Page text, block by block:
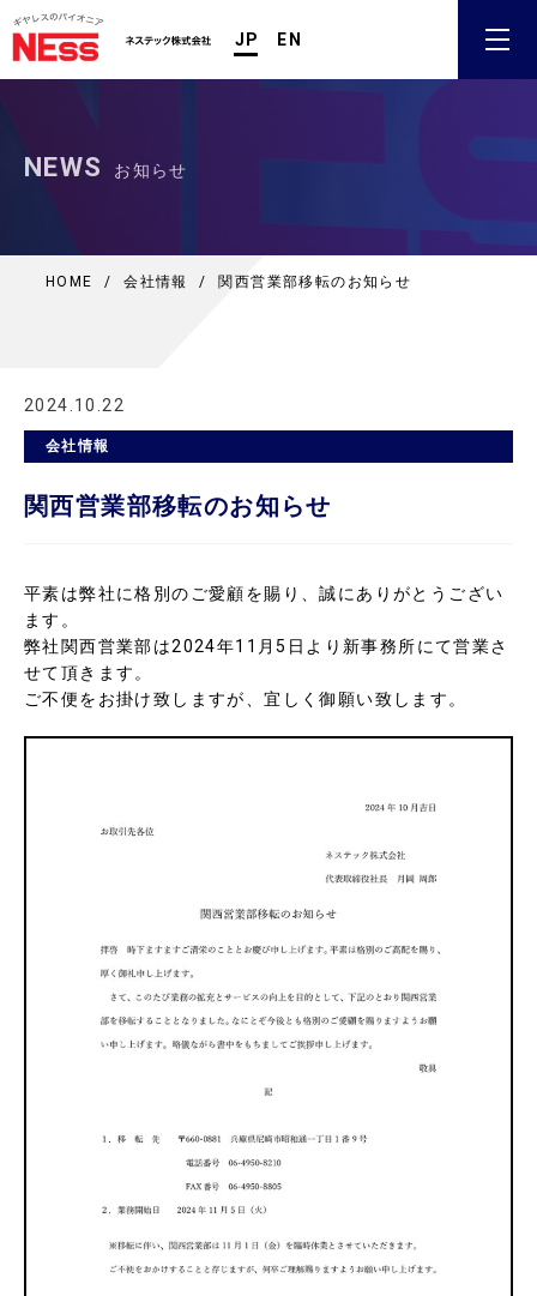
JP EN
NEWS お知らせ
HOME / 会社情報 / 関西営業部移転のお知らせ
2024.10.22
会社情報
関西営業部移転のお知らせ
平素は弊社に格別のご愛顧を賜り、誠にありがとうござい
ます。
弊社関西営業部は2024年11月5日より新事務所にて営業さ
せて頂きます。
ご不便をお掛け致しますが、宜しく御願い致します。